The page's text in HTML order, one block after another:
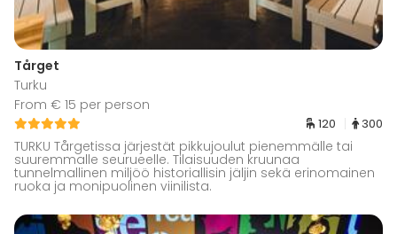
Tårget
Turku
From € 15 per person
120 300
TURKU Tårgetissa järjestät pikkujoulut pienemmälle tai
suuremmalle seurueelle. Tilaisuuden kruunaa
tunnelmallinen miljöö historiallisin jäljin sekä erinomainen
ruoka ja monipuolinen viinilista.